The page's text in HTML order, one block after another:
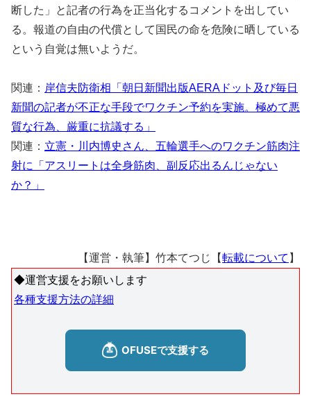
断した」と記者の行為を正当化するコメントを出してい
る。報道の自由の代償として国民の命を危険に晒している
という自覚は無いようだ。
関連： 岸信夫防衛相「朝日新聞出版AERAドット及び毎日
新聞の記者が不正な手段でワクチン予約を実施。極めて悪
質な行為、厳重に抗議する」
関連： 立憲・川内博史さん、五輪選手へのワクチン筋肉注
射に「アスリートは全身筋肉、副反応出るんじゃない
か？」
【運営・執筆】竹本てつじ【転載について 】
◆運営支援をお願いします
各種支援方法の詳細